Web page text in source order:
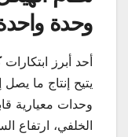
وحدة
أحد أبرز ابتكارات
وحدات معيارية
الخلفي، ارتفاع